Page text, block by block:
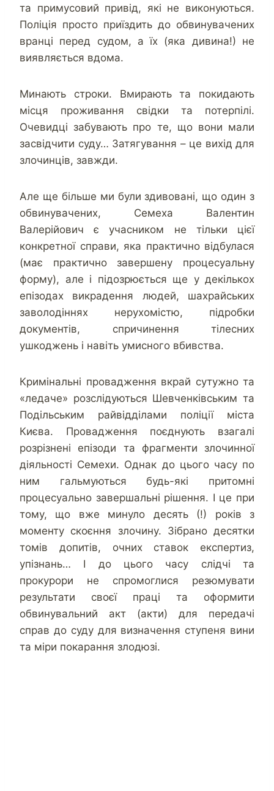
та примусовий привід, які не виконуються.
Поліція просто приїздить до обвинувачених
вранці перед судом, а їх (яка дивина!) не
виявляється вдома.
Минають строки. Вмирають та покидають
місця проживання свідки та потерпілі.
Очевидці забувають про те, що вони мали
засвідчити суду… Затягування – це вихід для
злочинців, завжди.
Але ще більше ми були здивовані, що один з
обвинувачених, Семеха Валентин
Валерійович є учасником не тільки цієї
конкретної справи, яка практично відбулася
(має практично завершену процесуальну
форму), але і підозрюється ще у декількох
епізодах викрадення людей, шахрайських
заволодіннях нерухомістю, підробки
документів, спричинення тілесних
ушкоджень і навіть умисного вбивства.
Кримінальні провадження вкрай сутужно та
«ледаче» розслідуються Шевченківським та
Подільським райвідділами поліції міста
Києва. Провадження поєднують взагалі
розрізнені епізоди та фрагменти злочинної
діяльності Семехи. Однак до цього часу по
ним гальмуються будь-які притомні
процесуально завершальні рішення. І це при
тому, що вже минуло десять (!) років з
моменту скоєння злочину. Зібрано десятки
томів допитів, очних ставок експертиз,
упізнань… І до цього часу слідчі та
прокурори не спромоглися резюмувати
результати своєї праці та оформити
обвинувальний акт (акти) для передачі
справ до суду для визначення ступеня вини
та міри покарання злодюзі.